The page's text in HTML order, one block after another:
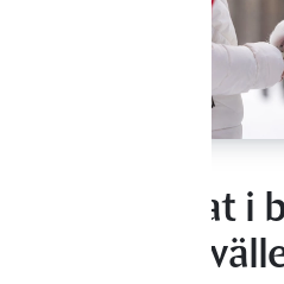
Praktisk mat i
till det på